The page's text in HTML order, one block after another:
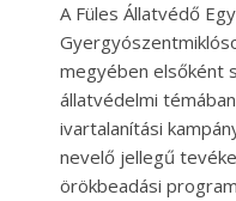
A Füles Állatvédő
megyében elsőként
állatvédelmi
ivartalanítási
nevelő jellegű
örökbeadási